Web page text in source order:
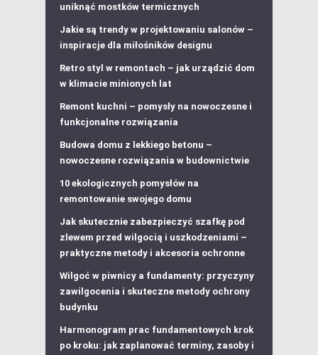
uniknąć mostków termicznych
Jakie są trendy w projektowaniu salonów –
inspiracje dla miłośników designu
Retro styl w remontach – jak urządzić dom
w klimacie minionych lat
Remont kuchni – pomysły na nowoczesne i
funkcjonalne rozwiązania
Budowa domu z lekkiego betonu –
nowoczesne rozwiązania w budownictwie
10 ekologicznych pomysłów na
remontowanie swojego domu
Jak skutecznie zabezpieczyć szafkę pod
zlewem przed wilgocią i uszkodzeniami –
praktyczne metody i akcesoria ochronne
Wilgoć w piwnicy a fundamenty: przyczyny
zawilgocenia i skuteczne metody ochrony
budynku
Harmonogram prac fundamentowych krok
po kroku: jak zaplanować terminy, zasoby i